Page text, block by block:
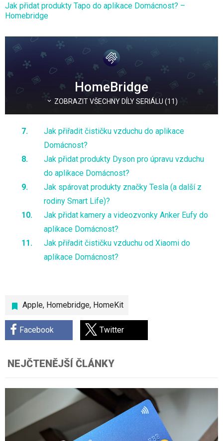
HomeBridge
ZOBRAZIT VŠECHNY DÍLY SERIÁLU (11)
Jak přiřadit čističku vzduchu do aplikace
Domácnost?
Jak přidat produkty Dyson pro úpravu vzduchu
do aplikace Domácnost?
Jak spárovat produkty značky Tesla (a další z
rodiny Smart Life)?
Jak přidat kamery a videozvonky Anker Eufy do
aplikace Domácnost?
Jak přiřadit čističku vzduchu od Xiaomi do
aplikace Domácnost?
Apple, Homebridge, HomeKit
Facebook Twitter
Jak přidat produkty Tapo do aplikace Domácnost? –
Homebridge
NEJČTENĚJŠÍ ČLÁNKY